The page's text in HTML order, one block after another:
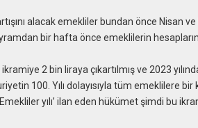
alacak emekliler bundan önce Nisan
bir hafta önce emeklilerin hesaplarına
ikramiye 2 bin liraya çıkartılmış ve 2023
100. Yılı dolayısıyla tüm emeklilere
‘Emekliler yılı’ ilan eden hükümet şimdi bu